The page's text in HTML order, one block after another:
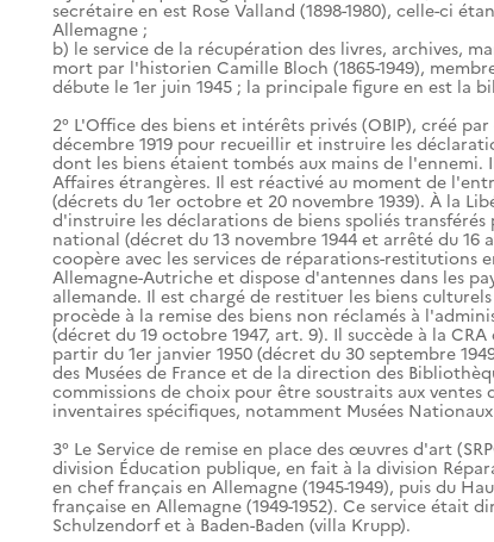
secrétaire en est Rose Valland (1898-1980), celle-ci
Allemagne ;
b) le service de la récupération des livres, archives,
mort par l'historien Camille Bloch (1865-1949),
débute le 1er juin 1945 ; la principale figure en est la
2° L'Office des biens et intérêts privés (OBIP), créé
décembre 1919 pour recueillir et instruire les
dont les biens étaient tombés aux mains de l'ennemi.
Affaires étrangères. Il est réactivé au moment de
(décrets du 1er octobre et 20 novembre 1939). À la
d'instruire les déclarations de biens spoliés
national (décret du 13 novembre 1944 et arrêté du 16
coopère avec les services de réparations-restitutions
Allemagne-Autriche et dispose d'antennes dans les
allemande. Il est chargé de restituer les biens
procède à la remise des biens non réclamés à
(décret du 19 octobre 1947, art. 9). Il succède à la
partir du 1er janvier 1950 (décret du 30 septembre
des Musées de France et de la direction des
commissions de choix pour être soustraits aux ventes
inventaires spécifiques, notamment Musées
3° Le Service de remise en place des œuvres d'art
division Éducation publique, en fait à la division
en chef français en Allemagne (1945-1949), puis du
française en Allemagne (1949-1952). Ce service était
Schulzendorf et à Baden-Baden (villa Krupp).